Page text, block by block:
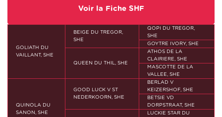
Voir la Fiche SHF
GOLIATH DU
VAILLANT, SHE
BEIGE DU TREGOR,
SHE
QOPI DU TREGOR,
SHE
GOYTRE IVORY, SHE
QUEEN DU THIL, SHE
ATHOS DE LA
CLAIRIERE, SHE
MASCOTTE DE LA
VALLEE, SHE
QUINOLA DU
SANON, SHE
GOOD LUCK V ST
NEDERKOORN, SHE
BERLAD V
KEIZERSHOF, SHE
BETSIE VD
DORPSTRAAT, SHE
LUCKIE STAR DU